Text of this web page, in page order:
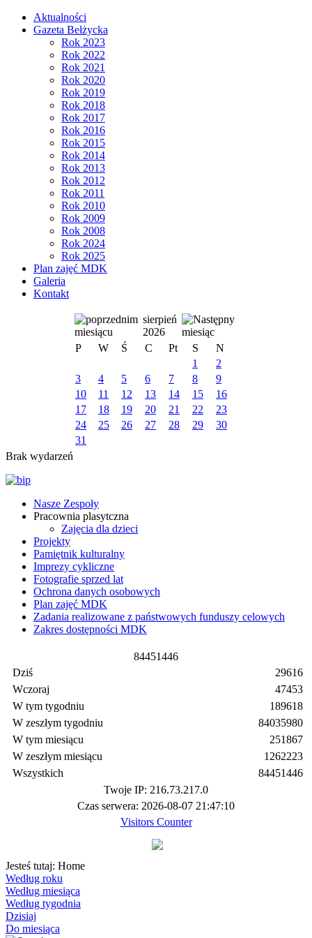
Aktualności
Gazeta Bełżycka
Rok 2023
Rok 2022
Rok 2021
Rok 2020
Rok 2019
Rok 2018
Rok 2017
Rok 2016
Rok 2015
Rok 2014
Rok 2013
Rok 2012
Rok 2011
Rok 2010
Rok 2009
Rok 2008
Rok 2024
Rok 2025
Plan zajęć MDK
Galeria
Kontakt
sierpień
2026
P
W Ś C Pt S
N
1
2
3
4 5 6 7 8
9
10
11 12 13 14 15
16
17
18 19 20 21 22
23
24
25 26 27 28 29
30
31
Brak wydarzeń
Nasze Zespoły
Pracownia plasytczna
Zajęcia dla dzieci
Projekty
Pamiętnik kulturalny
Imprezy cykliczne
Fotografie sprzed lat
Ochrona danych osobowych
Plan zajęć MDK
Zadania realizowane z państwowych funduszy celowych
Zakres dostępności MDK
84451446
Dziś
Wczoraj
W tym tygodniu
W zeszłym tygodniu
W tym miesiącu
W zeszłym miesiącu
Wszystkich
29616
47453
189618
84035980
251867
1262223
84451446
Twoje IP: 216.73.217.0
Czas serwera: 2026-08-07 21:47:10
Visitors Counter
Jesteś tutaj: Home
Według roku
Według miesiąca
Według tygodnia
Dzisiaj
Do miesiąca